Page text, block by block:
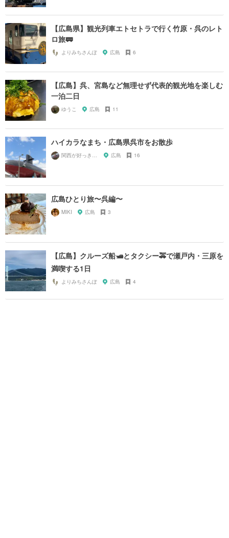
【広島県】観光列車エトセトラで行く竹原・呉のレト
ロ旅🚃
よりみちさんぽ 広島 6
【広島】呉、宮島など無理せず代表的観光地を楽しむ
一泊二日
ゆうこ 広島 11
ハイカラなまち・広島県呉市をお散歩
関西が好っきゃねん 広島 16
広島ひとり旅〜呉編〜
MIKI 広島 3
【広島】クルーズ船🛥とタクシー🚕で瀬戸内・三原を
満喫する1日
よりみちさんぽ 広島 4